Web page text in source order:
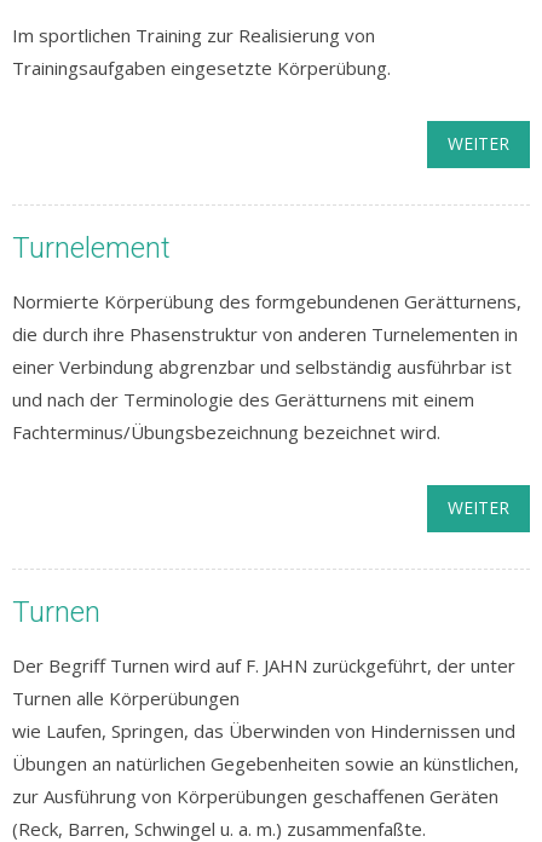
Im sportlichen Training zur Realisierung von
Trainingsaufgaben eingesetzte Körperübung.
WEITER
Turnelement
Normierte Körperübung des formgebundenen Gerätturnens,
die durch ihre Phasenstruktur von anderen Turnelementen in
einer Verbindung abgrenzbar und selbständig ausführbar ist
und nach der Terminologie des Gerätturnens mit einem
Fachterminus/Übungsbezeichnung bezeichnet wird.
WEITER
Turnen
Der Begriff Turnen wird auf F. JAHN zurückgeführt, der unter
Turnen alle Körperübungen
wie Laufen, Springen, das Überwinden von Hindernissen und
Übungen an natürlichen Gegebenheiten sowie an künstlichen,
zur Ausführung von Körperübungen geschaffenen Geräten
(Reck, Barren, Schwingel u. a. m.) zusammenfaßte.